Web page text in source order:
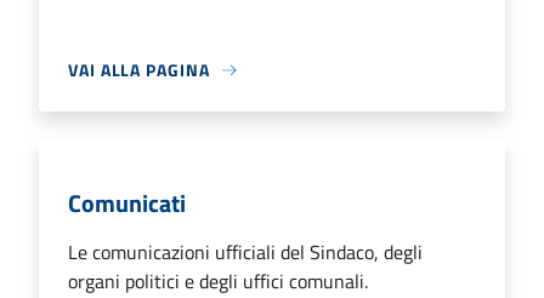
VAI ALLA PAGINA
Comunicati
Le comunicazioni ufficiali del Sindaco, degli
organi politici e degli uffici comunali.